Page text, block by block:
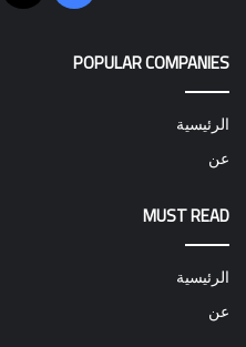
POPULAR COMPANIES
الرئيسية
عن
MUST READ
الرئيسية
عن